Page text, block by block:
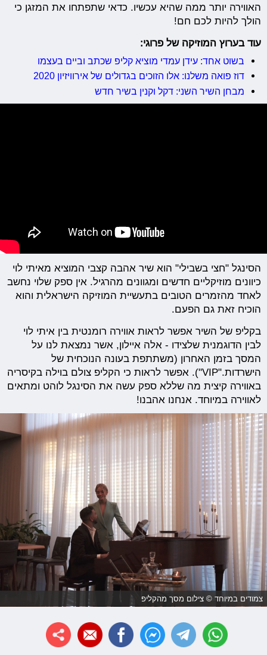
האווירה יותר ממה שהיא עכשיו. כדאי שתפתחו את המזגן כי
הולך להיות לכם חם!
עוד בערוץ המוזיקה של פרוגי:
בשוט אחד: עידן עמדי מוציא קליפ שכתב וביים בעצמו
דוז פואה משלנו: אלו הזוכים בגדולים של אירוויזיון 2020
מבחן השיר השני: דקל וקנין בשיר חדש
הסינגל "חצי בשבילי" הוא שיר אהבה קצבי המוציא מאיתי לוי
כיוונים מוזיקליים חדשים ומגוונים מהרגיל. אין ספק שלוי נחשב
לאחד מהזמרים הטובים בתעשיית המוזיקה הישראלית והוא
הוכיח זאת גם הפעם.
בקליפ של השיר אפשר לראות אווירה רומנטית בין איתי לוי
לבין הדוגמנית שלצידו - אלה איילון, אשר נמצאת לנו על
המסך בזמן האחרון (משתתפת בעונה הנוכחית של
הישרדות."VIP"). אפשר לראות כי הקליפ צולם בוילה בקיסריה
באווירה קיצית מה שללא ספק עשה את הסינגל לוהט ומתאים
לאווירה במיוחד. אנחנו אהבנו!
צמודים במיוחד © צילום מסך מהקליפ